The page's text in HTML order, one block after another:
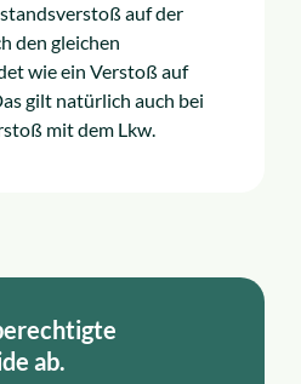
auf der
den gleichen
wie ein Verstoß auf
gilt natürlich auch bei
mit dem Lkw.
ab.